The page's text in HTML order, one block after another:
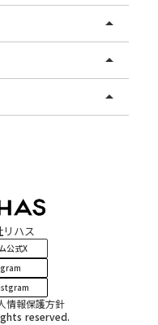
arrow_drop_up
arrow_drop_up
arrow_drop_up
ハス
公式X
情報保護方針
reserved.